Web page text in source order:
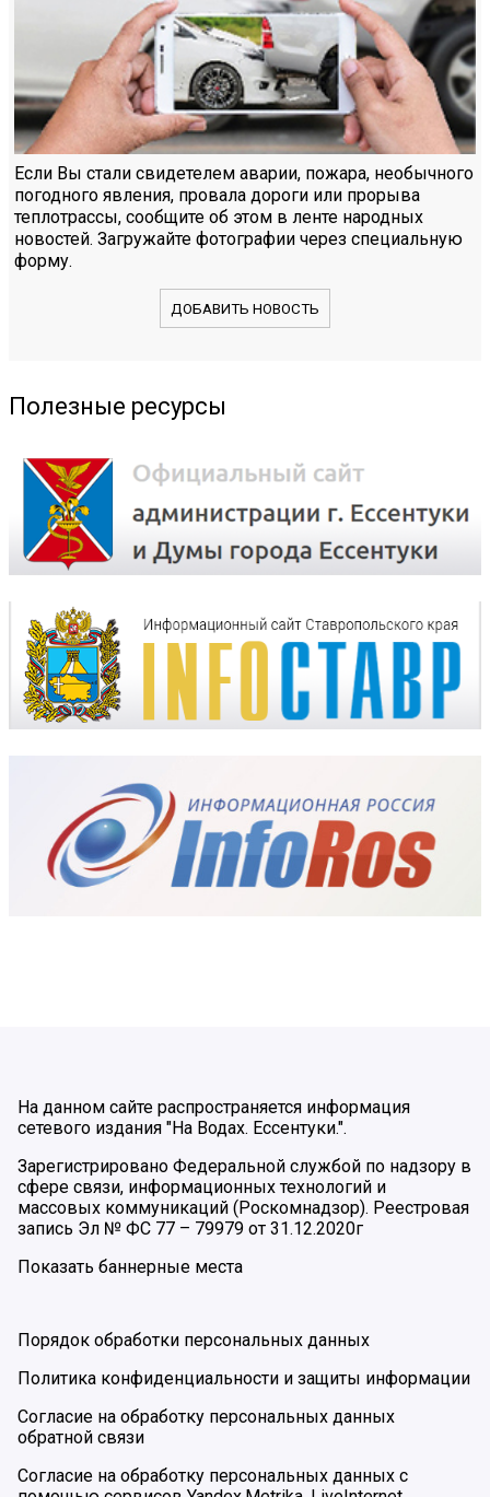
Если Вы стали свидетелем аварии, пожара, необычного
погодного явления, провала дороги или прорыва
теплотрассы, сообщите об этом в ленте народных
новостей. Загружайте фотографии через специальную
форму.
ДОБАВИТЬ НОВОСТЬ
Полезные ресурсы
На данном сайте распространяется информация
сетевого издания "На Водах. Ессентуки.".
Зарегистрировано Федеральной службой по надзору в
сфере связи, информационных технологий и
массовых коммуникаций (Роскомнадзор). Реестровая
запись Эл № ФС 77 – 79979 от 31.12.2020г
Показать баннерные места
Порядок обработки персональных данных
Политика конфиденциальности и защиты информации
Согласие на обработку персональных данных
обратной связи
Согласие на обработку персональных данных с